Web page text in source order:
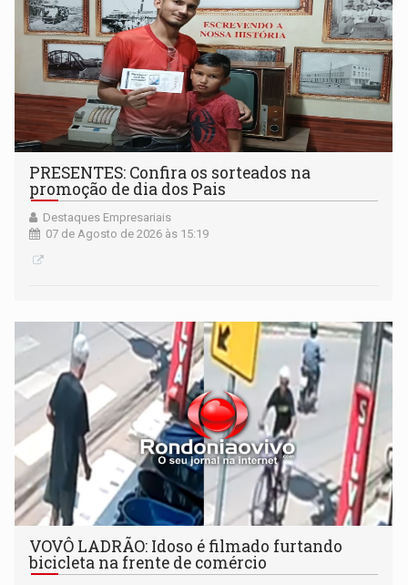
PRESENTES: Confira os sorteados na
promoção de dia dos Pais
Destaques Empresariais
07 de Agosto de 2026 às 15:19
VOVÔ LADRÃO: Idoso é filmado furtando
bicicleta na frente de comércio